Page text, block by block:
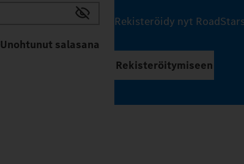
Unohtunut salasana
Rekisteröidy nyt
Rekisteröitymiseen